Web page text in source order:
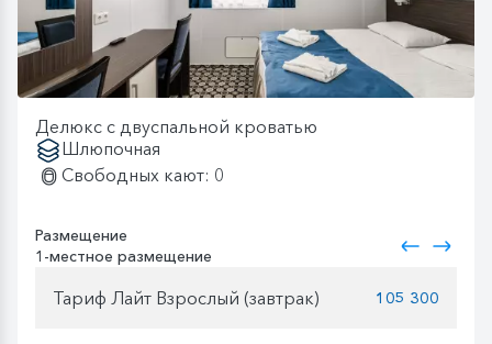
Делюкс с двуспальной кроватью
Шлюпочная
Свободных кают: 0
Размещение
1-местное размещение
Тариф Лайт Взрослый (завтрак) 105 300